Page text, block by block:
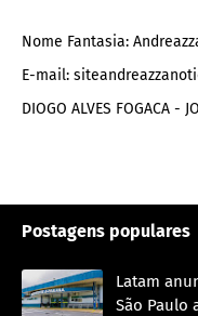
Nome Fantasia:
E-mail:
DIOGO ALVES FOGACA -
Postagens populares
Latam
São Paulo